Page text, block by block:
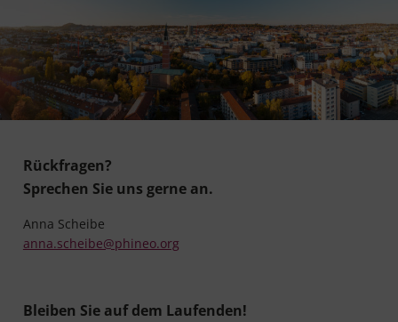
Rückfragen?
Sprechen Sie uns gerne an.
Anna Scheibe
anna.scheibe@phineo.org
Bleiben Sie auf dem Laufenden!